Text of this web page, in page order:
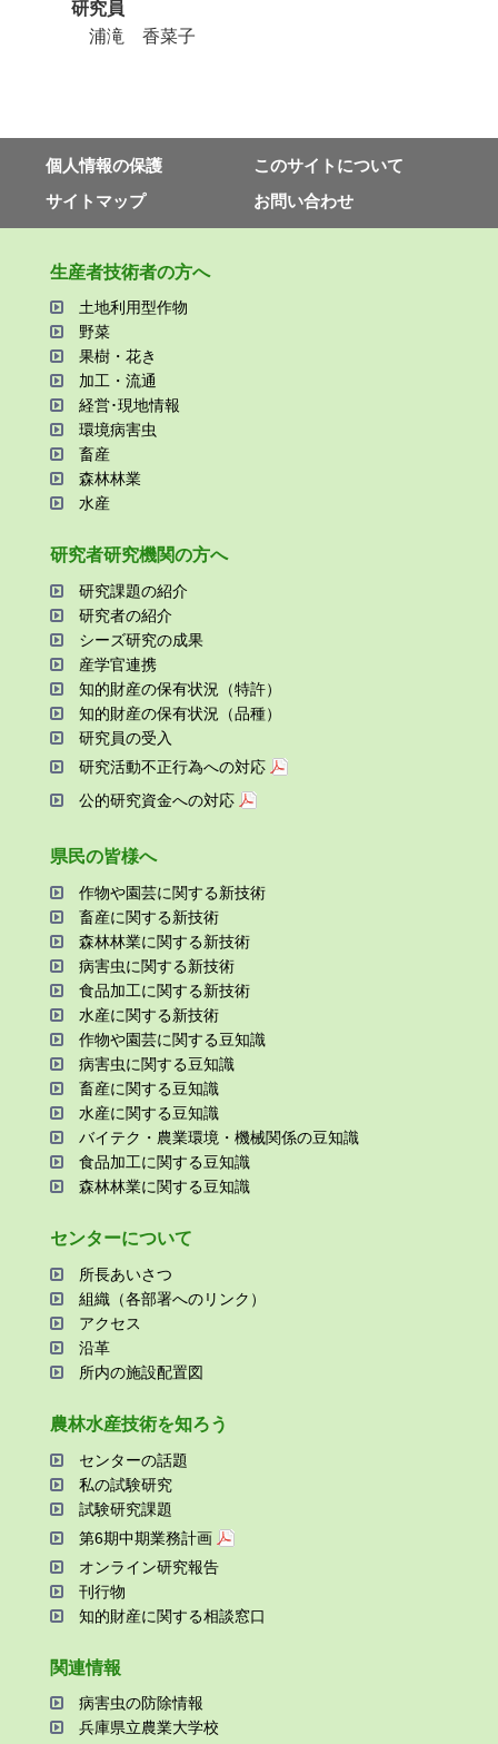
研究員
浦滝 香菜子
個⼈情報の保護
このサイトについて
サイトマップ
お問い合わせ
⽣産者技術者の⽅へ
⼟地利⽤型作物
野菜
果樹・花き
加⼯・流通
経営･現地情報
環境病害⾍
畜産
森林林業
⽔産
研究者研究機関の⽅へ
研究課題の紹介
研究者の紹介
シーズ研究の成果
産学官連携
知的財産の保有状況（特許）
知的財産の保有状況（品種）
研究員の受⼊
研究活動不正⾏為への対応
公的研究資金への対応
県⺠の皆様へ
作物や園芸に関する新技術
畜産に関する新技術
森林林業に関する新技術
病害⾍に関する新技術
⾷品加⼯に関する新技術
⽔産に関する新技術
作物や園芸に関する⾖知識
病害⾍に関する⾖知識
畜産に関する⾖知識
⽔産に関する⾖知識
バイテク・農業環境・機械関係の⾖知識
⾷品加⼯に関する⾖知識
森林林業に関する⾖知識
センターについて
所⻑あいさつ
組織（各部署へのリンク）
アクセス
沿⾰
所内の施設配置図
農林⽔産技術を知ろう
センターの話題
私の試験研究
試験研究課題
第6期中期業務計画
オンライン研究報告
刊⾏物
知的財産に関する相談窓⼝
関連情報
病害⾍の防除情報
兵庫県⽴農業⼤学校